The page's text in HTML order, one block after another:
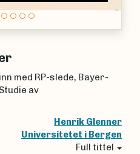
med RP-slede, Bayer-
av
Henrik Glenner
Universitetet i Bergen
Full tittel